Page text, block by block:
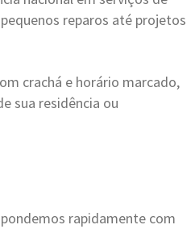
reparos até projetos
crachá e horário marcado,
sua residência ou
rapidamente com